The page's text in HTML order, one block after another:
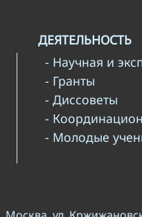
ДЕЯТЕЛЬНОСТЬ
- Научная и
- Гранты
- Диссоветы
-
- Молодые